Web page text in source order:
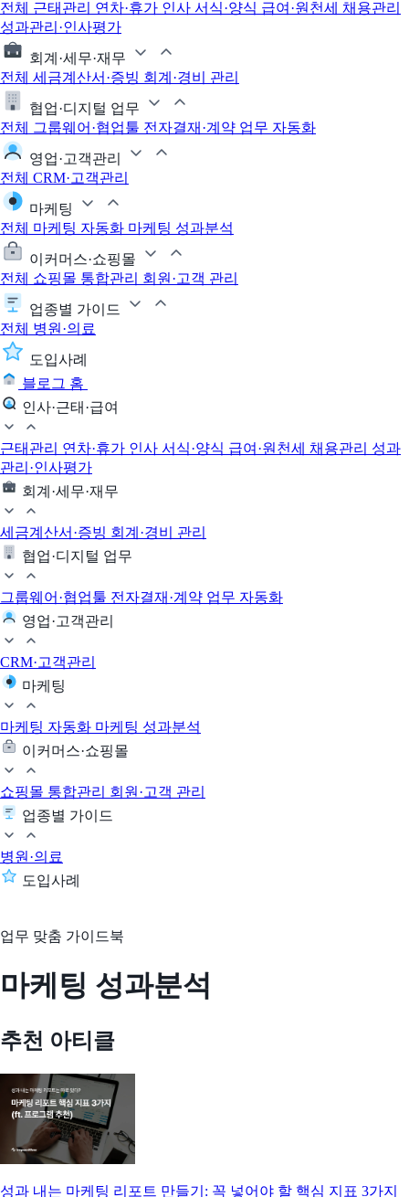
전체 근태관리 연차·휴가 인사 서식·양식 급여·원천세 채용관리
성과관리·인사평가
회계·세무·재무
전체 세금계산서·증빙 회계·경비 관리
협업·디지털 업무
전체
그룹웨어·협업툴 전자결재·계약 업무 자동화
영업·고객관리
전체 CRM·고객관리
마케팅
전체 마케팅 자동화 마케팅 성과분석
이커머스·쇼핑몰
전체 쇼핑몰 통합관리 회원·고객 관리
업종별 가이드
전체 병원·의료
도입사례
블로그 홈
인사·근태·급여
근태관리 연차·휴가 인사 서식·양식 급여·원천세 채용관리 성과
관리·인사평가
회계·세무·재무
세금계산서·증빙 회계·경비 관리
협업·디지털 업무
그룹웨어·협업툴 전자결재·계약 업무 자동화
영업·고객관리
CRM·고객관리
마케팅
마케팅 자동화 마케팅 성과분석
이커머스·쇼핑몰
쇼핑몰 통합관리 회원·고객 관리
업종별 가이드
병원·의료
도입사례
업무 맞춤 가이드북
마케팅 성과분석
추천 아티클
성과 내는 마케팅 리포트 만들기: 꼭 넣어야 할 핵심 지표 3가지